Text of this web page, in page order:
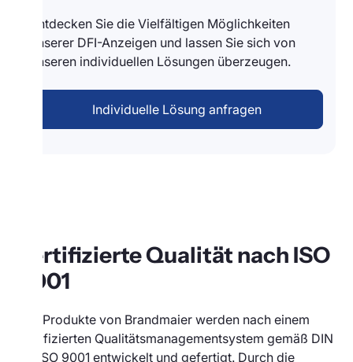
Entdecken Sie die Vielfältigen Möglichkeiten
unserer DFI-Anzeigen und lassen Sie sich von
unseren individuellen Lösungen überzeugen.
Individuelle Lösung anfragen
Zertifizierte Qualität nach ISO
9001
Alle Produkte von Brandmaier werden nach einem
zertifizierten Qualitätsmanagementsystem gemäß DIN
EN ISO 9001 entwickelt und gefertigt. Durch die